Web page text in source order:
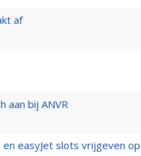
af
aan bij ANVR
easyJet slots vrijgeven op